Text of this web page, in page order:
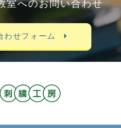
室へのお問い合わせ
わせフォーム